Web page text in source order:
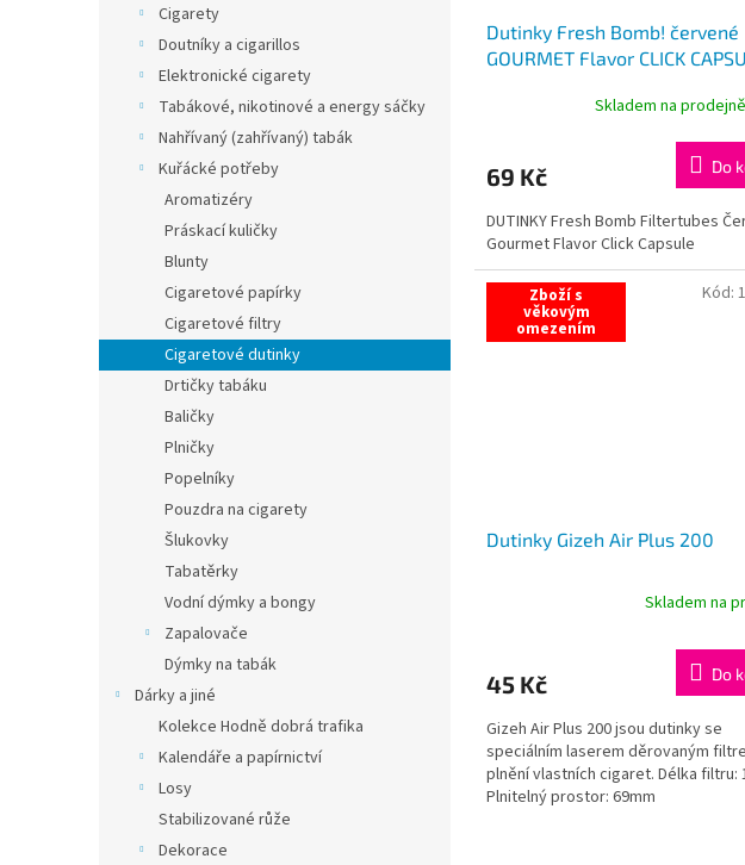
Cigarety
Doutníky a cigarillos
Elektronické cigarety
Tabákové, nikotinové a energy sáčky
Nahřívaný (zahřívaný) tabák
Kuřácké potřeby
Aromatizéry
Práskací kuličky
Blunty
Cigaretové papírky
Cigaretové filtry
Cigaretové dutinky
Drtičky tabáku
Baličky
Plničky
Popelníky
Pouzdra na cigarety
Šlukovky
Tabatěrky
Vodní dýmky a bongy
Zapalovače
Dýmky na tabák
Dárky a jiné
Kolekce Hodně dobrá trafika
Kalendáře a papírnictví
Losy
Stabilizované růže
Dekorace
Dutinky Fresh Bomb! červené
GOURMET Flavor CLICK
Skladem na prodejně
69 Kč Do
DUTINKY Fresh Bomb Filtertubes
Gourmet Flavor Click Capsule
Zboží s
věkovým
omezením
Dutinky Gizeh Air Plus 200
je
z
5
hvězdiček.
Skladem na
45 Kč Do
Gizeh Air Plus 200 jsou dutinky se
speciálním laserem děrovaným
plnění vlastních cigaret. Délka filtru:
Plnitelný prostor: 69mm
Kód: